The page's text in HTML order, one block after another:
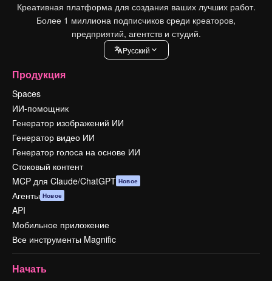
Креативная платформа для создания ваших лучших работ.
Более 1 миллиона подписчиков среди креаторов,
предприятий, агентств и студий.
Pусский
Продукция
Spaces
ИИ-помощник
Генератор изображений ИИ
Генератор видео ИИ
Генератор голоса на основе ИИ
Стоковый контент
MCP для Claude/ChatGPT Новое
Агенты Новое
API
Мобильное приложение
Все инструменты Magnific
Начать